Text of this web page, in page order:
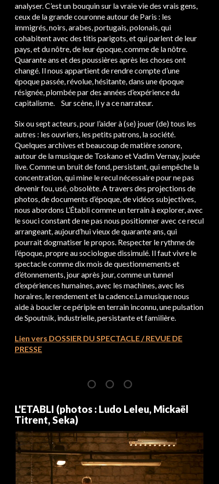
analyser. C’est un bouquin sur la vraie vie des vrais gens,
ceux de la grande couronne autour de Paris : les
immigrés, noirs, arabes, portugais, polonais, qui
cohabitent avec des titis parigots, et qui parlent de leur
pays, et du nôtre, de leur époque, comme de la nôtre.
Quarante ans et des poussières après les choses ont
changé. Il nous appartient de rendre compte d’une
époque passée, révolue, hésitante, dans une époque
résignée, plombée par des années d’expérience du
capitalisme. Sur scène, il y a ce narrateur.
Six ou sept acteurs, pour l’aider à (se) jouer (de) tous les
autres : les ouvriers, les petits patrons, la société.
Quelques archives et beaucoup de matière sonore,
autour de la musique de Toskano et Vadim Vernay, jouée
live. Comme un bruit de fond, persistant, qui empêche la
concentration, qui mine le recul nécessaire pour ne pas
devenir fou, usé, obsolète. A travers des projections de
photos, de documents d’époque, de vidéos subjectives,
nous abordons L’Établi comme un terrain à explorer, avec
le souci constant de ne pas nous positionner avec ce recul
arrangeant, aujourd’hui vieux de quarante ans, qui
pourrait dogmatiser le propos. Respecter le rythme de
l’époque, propre au sociologue dissimulé. Il faut vivre le
spectacle comme dix mois de questionnements et
d’étonnements, jour après jour, comme un tunnel
d’expériences humaines, avec les machines, avec les
horaires, le rendement et la cadence.La musique nous
aide à boucler ce périple en terrain inconnu, une pulsation
de Spoutnik, industrielle, persistante et familière.
Lien vers DOSSIER DU SPECTACLE / REVUE DE
PRESSE
L'ETABLI (photos : Ludo Leleu, Mickaël
Titrent, Seka)